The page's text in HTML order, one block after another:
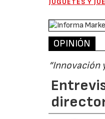
JUGUETES Y
OPINIÓN
“Innovación